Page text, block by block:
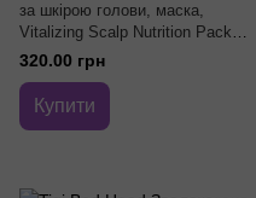
за шкірою голови, маска,
Vitalizing Scalp Nutrition Pack,
145 мл
320.00 грн
Купити